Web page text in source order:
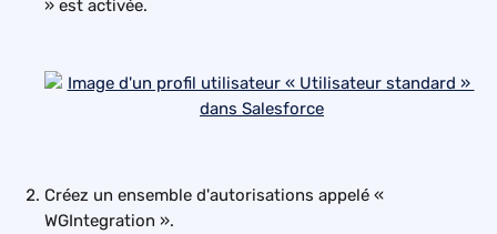
» est activée.
Créez un ensemble d'autorisations appelé «
WGIntegration ».